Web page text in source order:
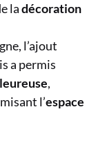
ladécoration
l’ajout
a permis
,
l’espace